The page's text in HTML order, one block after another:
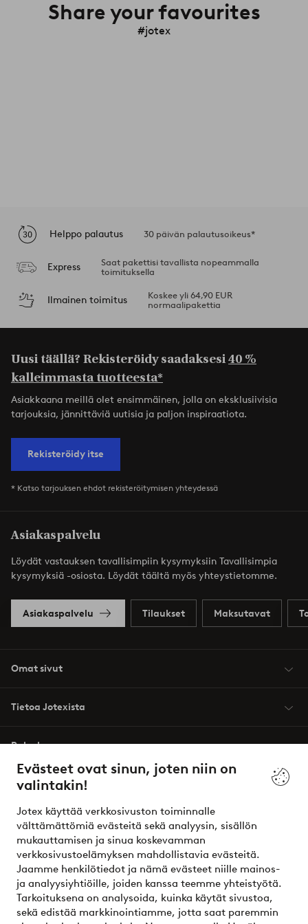
Evästeet ovat sinun, joten niin on
valintakin!
Jotex käyttää verkkosivuston toiminnalle
välttämättömiä evästeitä sekä analyysin, sisällön
mukauttamisen ja sinua koskevamman
verkkosivustoelämyksen mahdollistavia evästeitä.
Jaamme henkilötiedot ja nämä evästeet niille mainos-
ja analyysiyhtiöille, joiden kanssa teemme yhteistyötä.
Tarkoituksena on analysoida, kuinka käytät sivustoa,
sekä edistää markkinointiamme, jotta saat paremmin
Share your favourites
#jotex
Helppo palautus 30 päivän palautusoikeus*
Express
Saat pakettisi tavallista nopeammalla
toimituksella
Ilmainen toimitus
Koskee yli 64,90 EUR
normaalipakettia
Uusi täällä? Rekisteröidy saadaksesi40 %
kalleimmasta tuotteesta*
Asiakkaana meillä olet ensimmäinen, jolla on eksklusiivisia
tarjouksia, jännittäviä uutisia ja paljon inspiraatiota.
Rekisteröidy itse
* Katso tarjouksen ehdot rekisteröitymisen yhteydessä
Asiakaspalvelu
Löydät vastauksen tavallisimpiin kysymyksiin Tavallisimpia
kysymyksiä -osiosta. Löydät täältä myös yhteystietomme.
Asiakaspalvelu Tilaukset Maksutavat
Omat sivut
Tietoa Jotexista
Palvelumme
Ehdot
Ystävät
Turvalliset maksut – maksa nyt tai erissä
Haluatko tietää lisää maksuvaihtoehdoistamme?